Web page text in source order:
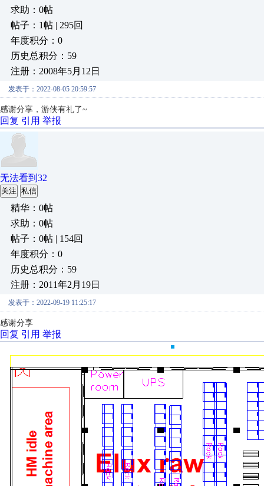
求助：0帖
帖子：1帖 | 295回
年度积分：0
历史总积分：59
注册：2008年5月12日
发表于：2022-08-05 20:59:57
感谢分享，游侠有礼了~
回复 引用 举报
无法看到32
关注 私信
精华：0帖
求助：0帖
帖子：0帖 | 154回
年度积分：0
历史总积分：59
注册：2011年2月19日
发表于：2022-09-19 11:25:17
感谢分享
回复 引用 举报